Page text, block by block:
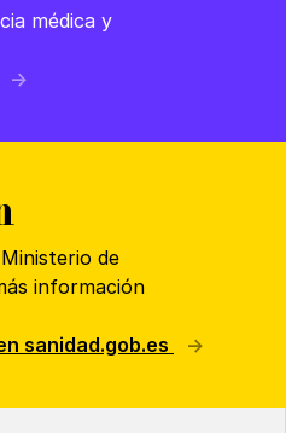
médica y
de
información
sanidad.gob.es